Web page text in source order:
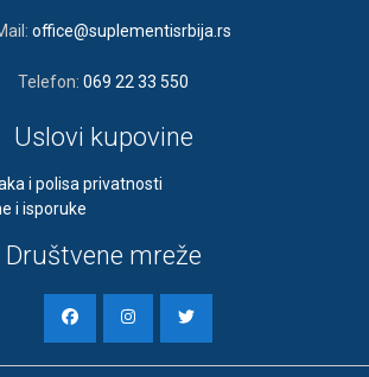
office@suplementisrbija.rs
Telefon: 069 22 33 550
Uslovi kupovine
i polisa privatnosti
i isporuke
Društvene mreže